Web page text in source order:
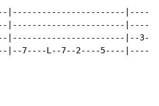
|-----------------------
|-----------------------
|-----------------------|--
|--7----L--7--2----5----